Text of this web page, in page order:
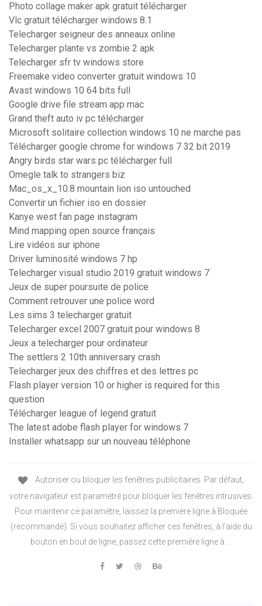
Photo collage maker apk gratuit télécharger
Vlc gratuit télécharger windows 8.1
Telecharger seigneur des anneaux online
Telecharger plante vs zombie 2 apk
Telecharger sfr tv windows store
Freemake video converter gratuit windows 10
Avast windows 10 64 bits full
Google drive file stream app mac
Grand theft auto iv pc télécharger
Microsoft solitaire collection windows 10 ne marche pas
Télécharger google chrome for windows 7 32 bit 2019
Angry birds star wars pc télécharger full
Omegle talk to strangers biz
Mac_os_x_10.8 mountain lion iso untouched
Convertir un fichier iso en dossier
Kanye west fan page instagram
Mind mapping open source français
Lire vidéos sur iphone
Driver luminosité windows 7 hp
Telecharger visual studio 2019 gratuit windows 7
Jeux de super poursuite de police
Comment retrouver une police word
Les sims 3 telecharger gratuit
Telecharger excel 2007 gratuit pour windows 8
Jeux a telecharger pour ordinateur
The settlers 2 10th anniversary crash
Telecharger jeux des chiffres et des lettres pc
Flash player version 10 or higher is required for this
question
Télécharger league of legend gratuit
The latest adobe flash player for windows 7
Installer whatsapp sur un nouveau téléphone
Autoriser ou bloquer les fenêtres publicitaires. Par défaut,
votre navigateur est paramétré pour bloquer les fenêtres intrusives.
Pour maintenir ce paramètre, laissez la première ligne à Bloquée
(recommandé). Si vous souhaitez afficher ces fenêtres, à l'aide du
bouton en bout de ligne, passez cette première ligne à …